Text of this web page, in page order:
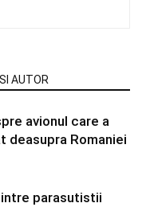
AUTOR
avionul care a
deasupra Romaniei
parasutistii